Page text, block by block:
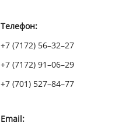
Телефон:
+7 (7172) 56–32–27
+7 (7172) 91–06–29
+7 (701) 527–84–77
Email: